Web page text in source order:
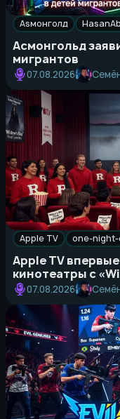
Asмонголд
Асмонгольд
мигрантов
07.08.2026
Apple TV one-
Apple TV
кинотеатры с
07.08.2026